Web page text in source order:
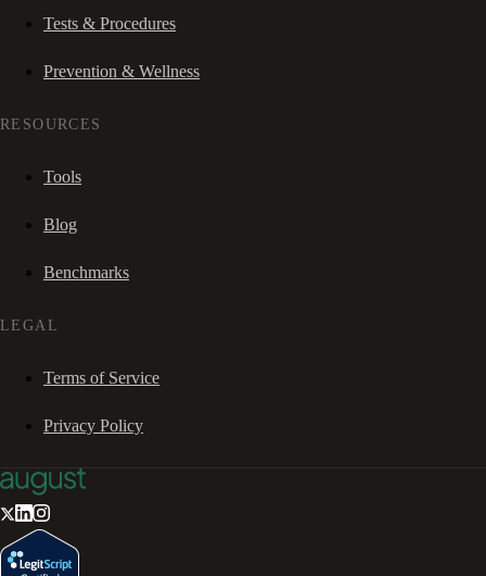
Tests & Procedures
Prevention & Wellness
RESOURCES
Tools
Blog
Benchmarks
LEGAL
Terms of Service
Privacy Policy